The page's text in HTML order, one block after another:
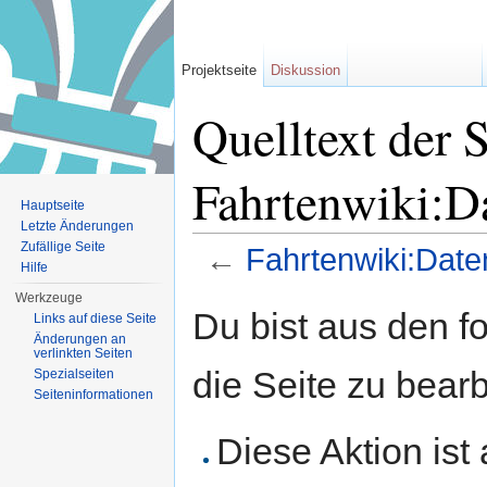
Quelltext der
←
Du bist aus den
die Seite zu
Diese Aktion ist
Projektseite Diskussion
Hauptseite
Letzte Änderungen
Zufällige Seite
Hilfe
Werkzeuge
Links auf diese Seite
Änderungen an
verlinkten Seiten
Spezialseiten
Seiten­informationen